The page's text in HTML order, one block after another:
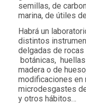
semillas, de
marina, de útiles
Habrá un
distintos
delgadas de
botánicas,
madera o de
modificaciones en
microdesgastes
y otros hábitos…